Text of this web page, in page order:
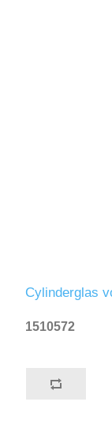
Cylinderglas
1510572